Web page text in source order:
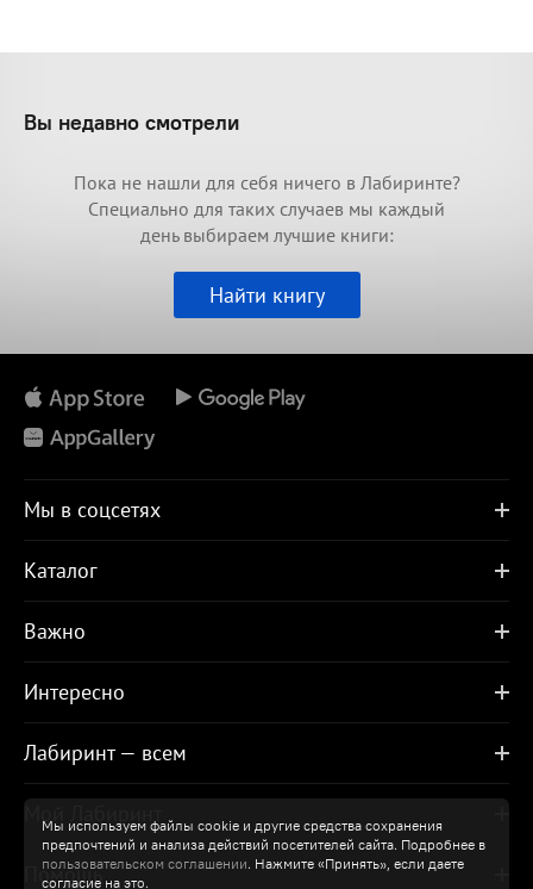
Мы используем файлы cookie и другие средства сохранения
предпочтений и анализа действий посетителей сайта. Подробнее в
пользовательском соглашении. Нажмите «Принять», если даете
согласие на это.
Вы недавно смотрели
Пока не нашли для себя ничего в Лабиринте?
Специально для таких случаев мы каждый
день выбираем лучшие книги:
Найти книгу
Мы в соцсетях
Каталог
Важно
Интересно
Лабиринт — всем
Помощь